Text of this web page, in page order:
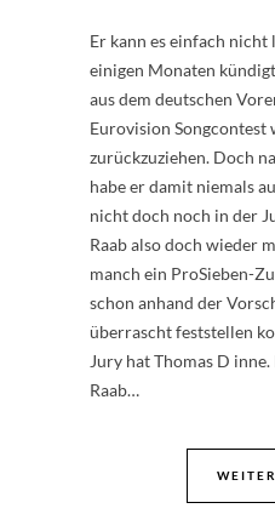
Er kann es einfach nicht
einigen Monaten
aus dem deutschen
Eurovision Songcontest
zurückzuziehen. Doch
habe er damit niemals
nicht doch noch in der
Raab also doch wieder
manch ein ProSieben-
schon anhand der
überrascht feststellen
Jury hat Thomas D
Raab…